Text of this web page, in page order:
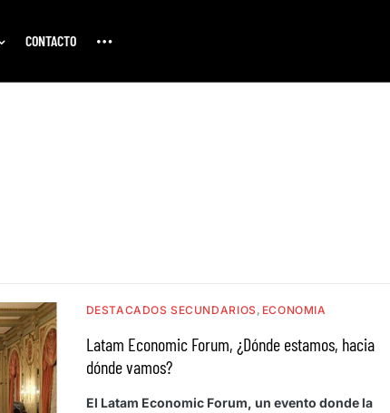
CONTACTO
DESTACADOS SECUNDARIOS ECONOMIA
Latam Economic Forum, ¿Dónde estamos, hacia
dónde vamos?
El Latam Economic Forum, un evento donde la